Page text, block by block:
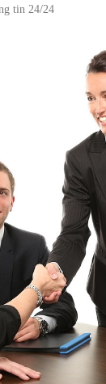
tin 24/24